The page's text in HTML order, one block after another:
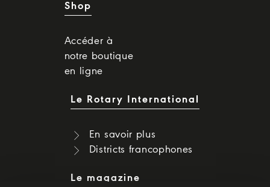
Shop
Accéder à
notre boutique
en ligne
Le Rotary International
En savoir plus
Districts francophones
Le magazine